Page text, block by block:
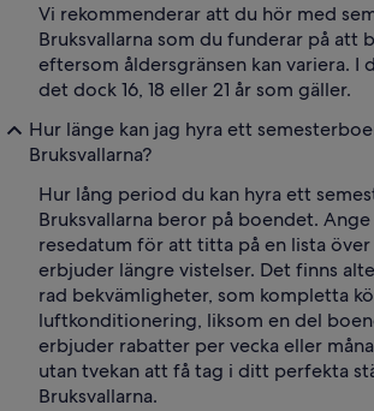
Vi rekommenderar att du hör med
Bruksvallarna som du funderar på att
eftersom åldersgränsen kan variera. I
det dock 16, 18 eller 21 år som gäller.
Hur länge kan jag hyra ett
Bruksvallarna?
Hur lång period du kan hyra ett
Bruksvallarna beror på boendet. Ange
resedatum för att titta på en lista
erbjuder längre vistelser. Det finns
rad bekvämligheter, som kompletta
luftkonditionering, liksom en del
erbjuder rabatter per vecka eller
utan tvekan att få tag i ditt perfekta
Bruksvallarna.